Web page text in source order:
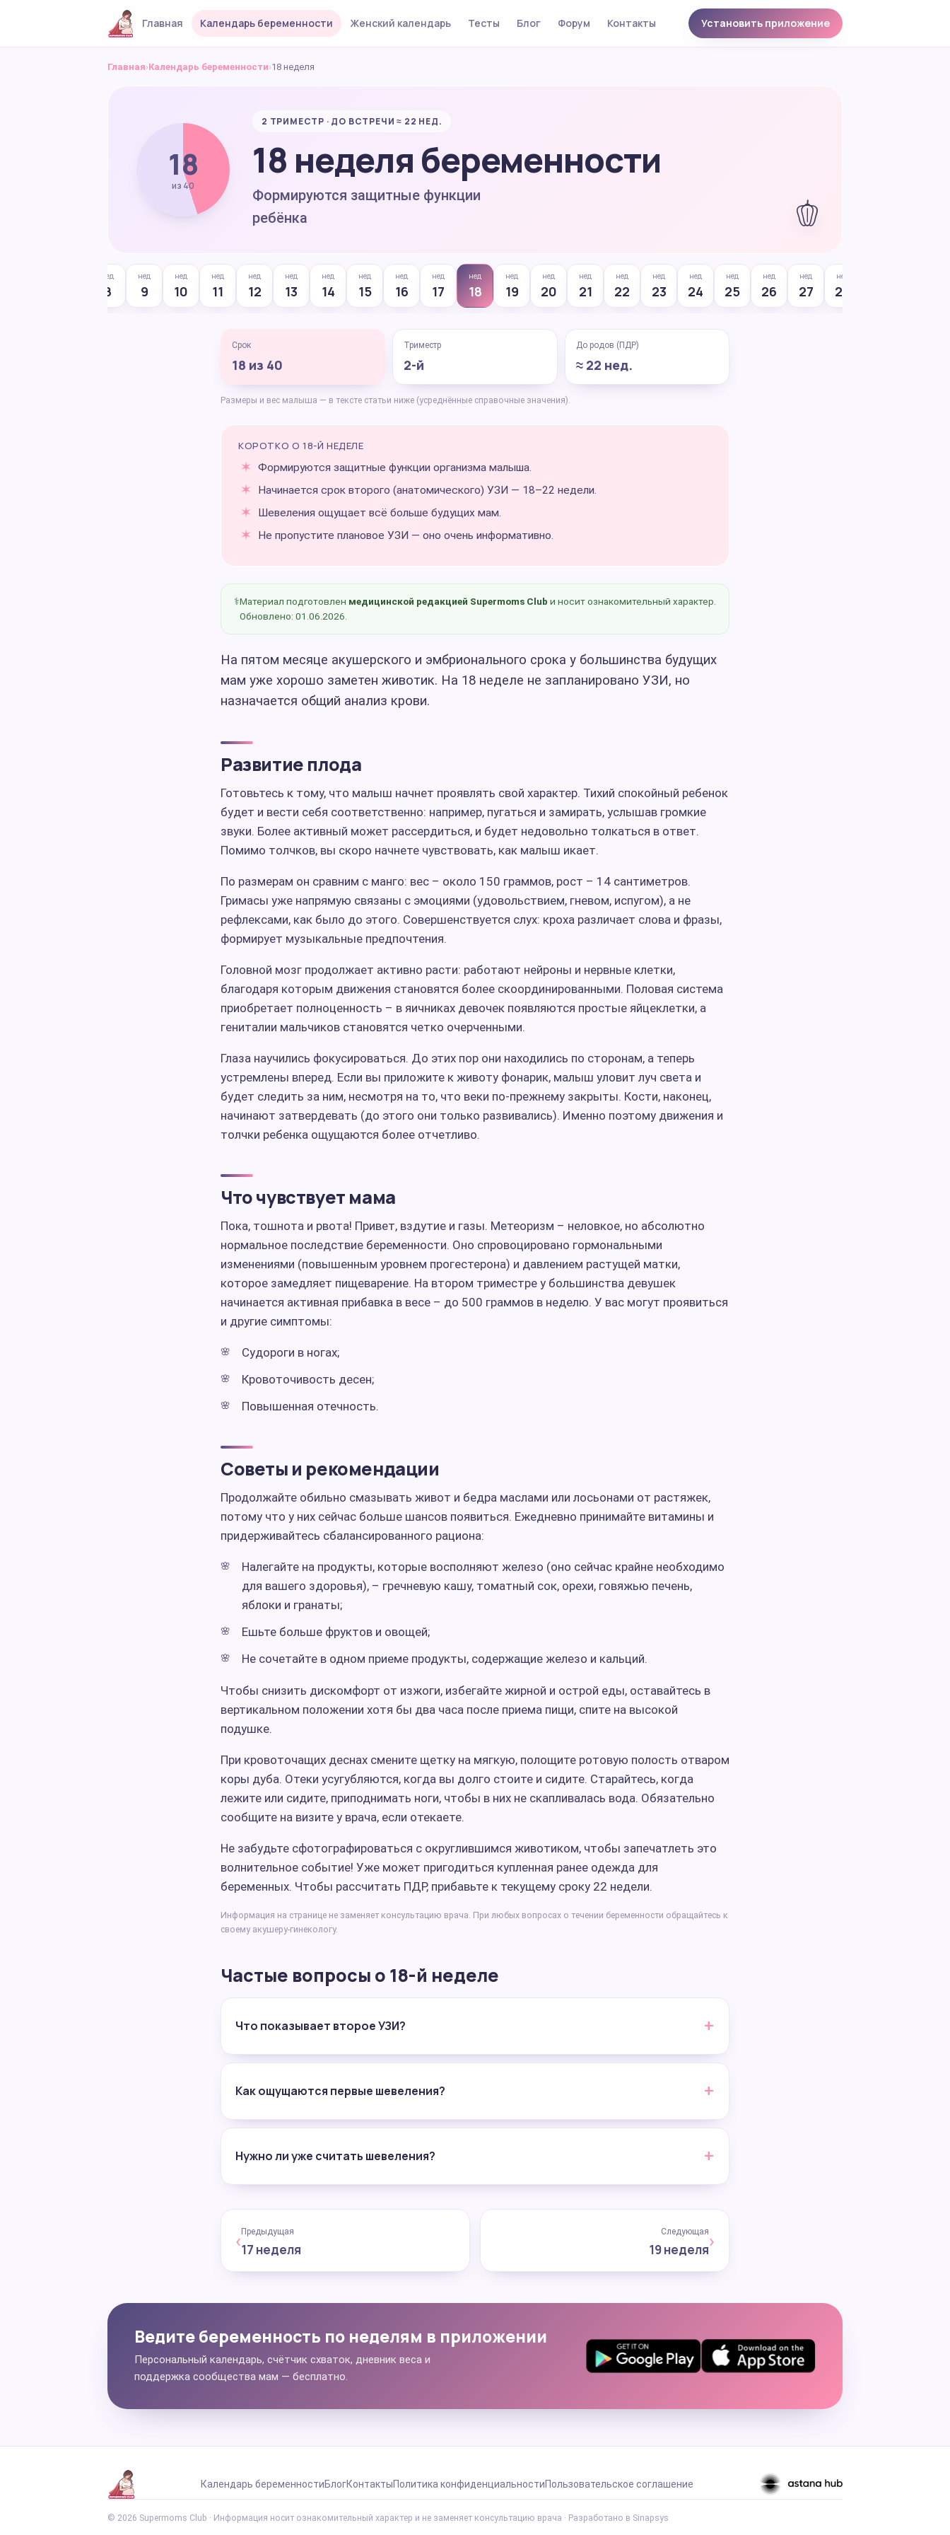
Главная Календарь беременности Женский календарь Тесты Блог Форум Контакты Установить приложение
Главная›Календарь беременности›18 неделя
🫑
18
из 40
2 ТРИМЕСТР · ДО ВСТРЕЧИ ≈ 22 НЕД.
18 неделя беременности
Формируются защитные функции
ребёнка
нед
8
нед
9
нед
10
нед
11
нед
12
нед
13
нед
14
нед
15
нед
16
нед
17
нед
18
нед
19
нед
20
нед
21
нед
22
нед
23
нед
24
нед
25
нед
26
нед
27
нед
28
Срок
18 из 40
Триместр
2-й
До родов (ПДР)
≈ 22 нед.
Размеры и вес малыша — в тексте статьи ниже (усреднённые справочные значения).
КОРОТКО О 18-Й НЕДЕЛЕ
Формируются защитные функции организма малыша.
Начинается срок второго (анатомического) УЗИ — 18–22 недели.
Шевеления ощущает всё больше будущих мам.
Не пропустите плановое УЗИ — оно очень информативно.
⚕️Материал подготовлен медицинской редакцией Supermoms Club и носит ознакомительный характер.
Обновлено: 01.06.2026.
На пятом месяце акушерского и эмбрионального срока у большинства будущих
мам уже хорошо заметен животик. На 18 неделе не запланировано УЗИ, но
назначается общий анализ крови.
Развитие плода
Готовьтесь к тому, что малыш начнет проявлять свой характер. Тихий спокойный ребенок
будет и вести себя соответственно: например, пугаться и замирать, услышав громкие
звуки. Более активный может рассердиться, и будет недовольно толкаться в ответ.
Помимо толчков, вы скоро начнете чувствовать, как малыш икает.
По размерам он сравним с манго: вес – около 150 граммов, рост – 14 сантиметров.
Гримасы уже напрямую связаны с эмоциями (удовольствием, гневом, испугом), а не
рефлексами, как было до этого. Совершенствуется слух: кроха различает слова и фразы,
формирует музыкальные предпочтения.
Головной мозг продолжает активно расти: работают нейроны и нервные клетки,
благодаря которым движения становятся более скоординированными. Половая система
приобретает полноценность – в яичниках девочек появляются простые яйцеклетки, а
гениталии мальчиков становятся четко очерченными.
Глаза научились фокусироваться. До этих пор они находились по сторонам, а теперь
устремлены вперед. Если вы приложите к животу фонарик, малыш уловит луч света и
будет следить за ним, несмотря на то, что веки по-прежнему закрыты. Кости, наконец,
начинают затвердевать (до этого они только развивались). Именно поэтому движения и
толчки ребенка ощущаются более отчетливо.
Что чувствует мама
Пока, тошнота и рвота! Привет, вздутие и газы. Метеоризм – неловкое, но абсолютно
нормальное последствие беременности. Оно спровоцировано гормональными
изменениями (повышенным уровнем прогестерона) и давлением растущей матки,
которое замедляет пищеварение. На втором триместре у большинства девушек
начинается активная прибавка в весе – до 500 граммов в неделю. У вас могут проявиться
и другие симптомы:
Судороги в ногах;
Кровоточивость десен;
Повышенная отечность.
Советы и рекомендации
Продолжайте обильно смазывать живот и бедра маслами или лосьонами от растяжек,
потому что у них сейчас больше шансов появиться. Ежедневно принимайте витамины и
придерживайтесь сбалансированного рациона:
Налегайте на продукты, которые восполняют железо (оно сейчас крайне необходимо
для вашего здоровья), – гречневую кашу, томатный сок, орехи, говяжью печень,
яблоки и гранаты;
Ешьте больше фруктов и овощей;
Не сочетайте в одном приеме продукты, содержащие железо и кальций.
Чтобы снизить дискомфорт от изжоги, избегайте жирной и острой еды, оставайтесь в
вертикальном положении хотя бы два часа после приема пищи, спите на высокой
подушке.
При кровоточащих деснах смените щетку на мягкую, полощите ротовую полость отваром
коры дуба. Отеки усугубляются, когда вы долго стоите и сидите. Старайтесь, когда
лежите или сидите, приподнимать ноги, чтобы в них не скапливалась вода. Обязательно
сообщите на визите у врача, если отекаете.
Не забудьте сфотографироваться с округлившимся животиком, чтобы запечатлеть это
волнительное событие! Уже может пригодиться купленная ранее одежда для
беременных. Чтобы рассчитать ПДР, прибавьте к текущему сроку 22 недели.
Информация на странице не заменяет консультацию врача. При любых вопросах о течении беременности обращайтесь к
своему акушеру-гинекологу.
Частые вопросы о 18-й неделе
Что показывает второе УЗИ?
Как ощущаются первые шевеления?
Нужно ли уже считать шевеления?
‹ Предыдущая
17 неделя ›
Следующая
19 неделя
Ведите беременность по неделям в приложении
Персональный календарь, счётчик схваток, дневник веса и
поддержка сообщества мам — бесплатно.
Календарь беременностиБлогКонтактыПолитика конфиденциальностиПользовательское соглашение
© 2026 Supermoms Club · Информация носит ознакомительный характер и не заменяет консультацию врача · Разработано в Sinapsys